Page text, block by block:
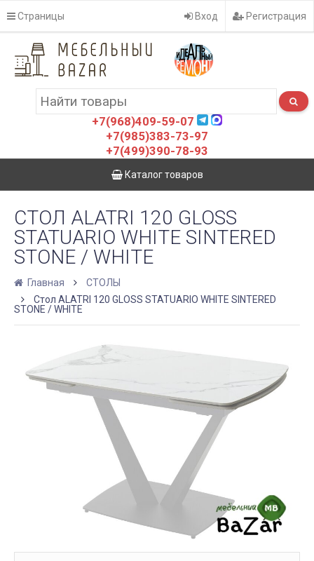
Страницы Вход Регистрация
+7(968)409-59-07
+7(985)383-73-97
+7(499)390-78-93
Каталог товаров
СТОЛ ALATRI 120 GLOSS
STATUARIO WHITE SINTERED
STONE / WHITE
Главная
СТОЛЫ
Стол ALATRI 120 GLOSS STATUARIO WHITE SINTERED
STONE / WHITE